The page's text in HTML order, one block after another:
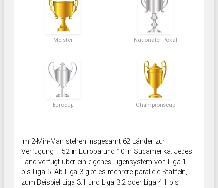
Meister Nationaler Pokal
Eurocup Championscup
Im 2-Min-Man stehen insgesamt 62 Länder zur
Verfügung – 52 in Europa und 10 in Südamerika. Jedes
Land verfügt über ein eigenes Ligensystem von Liga 1
bis Liga 5. Ab Liga 3 gibt es mehrere parallele Staffeln,
zum Beispiel Liga 3.1 und Liga 3.2 oder Liga 4.1 bis